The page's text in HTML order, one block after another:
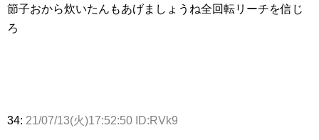
節子おから炊いたんもあげましょうね全回転リーチを信じ
ろ
34: 21/07/13(火)17:52:50 ID:RVk9